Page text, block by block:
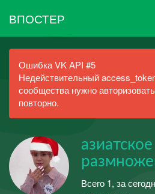
ВПОСТЕР
Ошибка VK API #5
Недействительный
сообщества нужно
повторно.
азиатское
Всего 1, за